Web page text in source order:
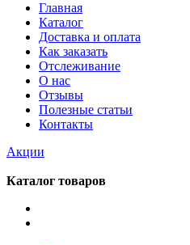
Главная
Каталог
Доставка и оплата
Как заказать
Отслеживание
О нас
Отзывы
Полезные статьи
Контакты
Акции
Каталог товаров